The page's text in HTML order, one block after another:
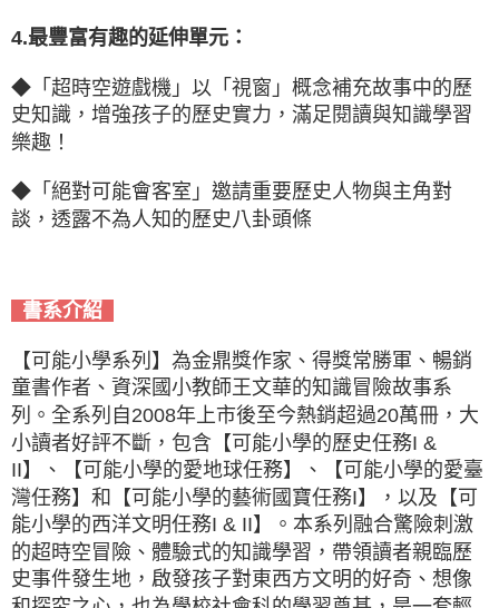
4.最豐富有趣的延伸單元：
◆「超時空遊戲機」以「視窗」概念補充故事中的歷
史知識，增強孩子的歷史實力，滿足閱讀與知識學習
樂趣！
◆「絕對可能會客室」邀請重要歷史人物與主角對
談，透露不為人知的歷史八卦頭條
書系介紹
【可能小學系列】為金鼎獎作家、得獎常勝軍、暢銷
童書作者、資深國小教師王文華的知識冒險故事系
列。全系列自2008年上市後至今熱銷超過20萬冊，大
小讀者好評不斷，包含【可能小學的歷史任務I &
II】、【可能小學的愛地球任務】、【可能小學的愛臺
灣任務】和【可能小學的藝術國寶任務I】，以及【可
能小學的西洋文明任務I & II】。本系列融合驚險刺激
的超時空冒險、體驗式的知識學習，帶領讀者親臨歷
史事件發生地，啟發孩子對東西方文明的好奇、想像